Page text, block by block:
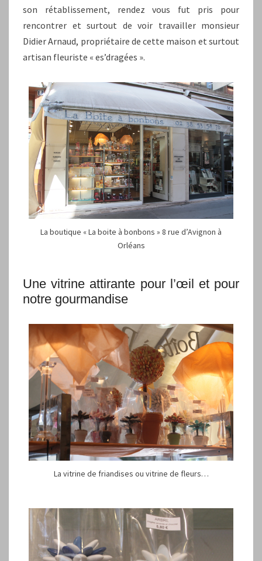
son rétablissement, rendez vous fut pris pour
rencontrer et surtout de voir travailler monsieur
Didier Arnaud, propriétaire de cette maison et surtout
artisan fleuriste « es’dragées ».
La boutique « La boite à bonbons » 8 rue d’Avignon à
Orléans
Une vitrine attirante pour l’œil et pour
notre gourmandise
La vitrine de friandises ou vitrine de fleurs…